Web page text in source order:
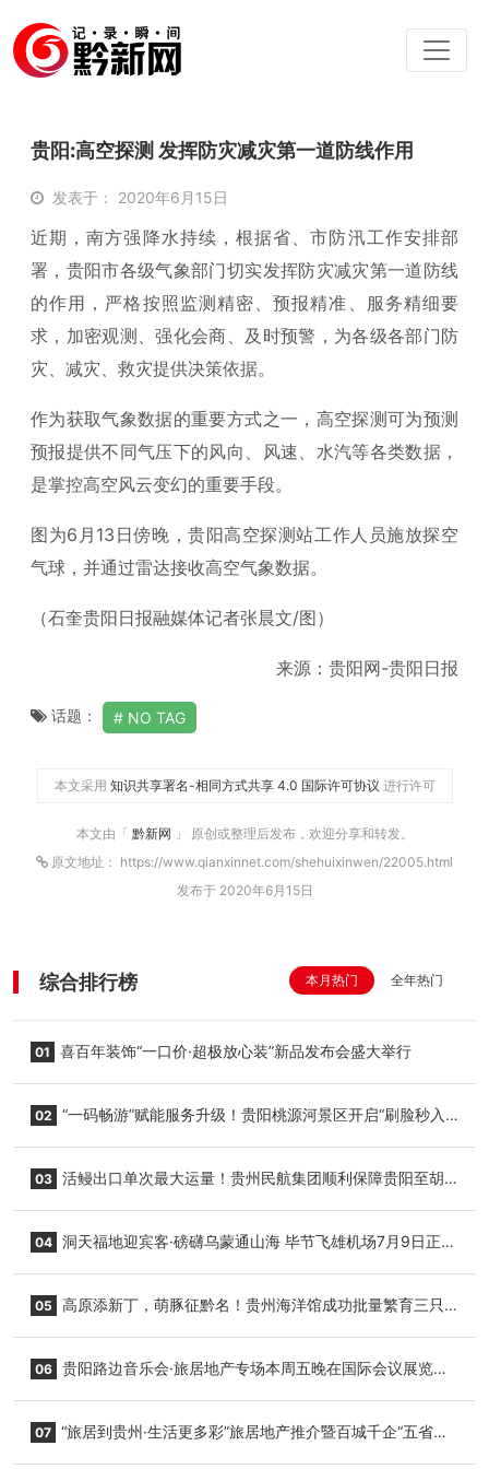
贵阳:高空探测 发挥防灾减灾第一道防线作用
发表于： 2020年6月15日
近期，南方强降水持续，根据省、市防汛工作安排部
署，贵阳市各级气象部门切实发挥防灾减灾第一道防线
的作用，严格按照监测精密、预报精准、服务精细要
求，加密观测、强化会商、及时预警，为各级各部门防
灾、减灾、救灾提供决策依据。
作为获取气象数据的重要方式之一，高空探测可为预测
预报提供不同气压下的风向、风速、水汽等各类数据，
是掌控高空风云变幻的重要手段。
图为6月13日傍晚，贵阳高空探测站工作人员施放探空
气球，并通过雷达接收高空气象数据。
（石奎贵阳日报融媒体记者张晨文/图）
来源：贵阳网-贵阳日报
话题： NO TAG
本文采用 知识共享署名-相同方式共享 4.0 国际许可协议 进行许可
本文由「 黔新网 」 原创或整理后发布，欢迎分享和转发。
原文地址： https://www.qianxinnet.com/shehuixinwen/22005.html
发布于 2020年6月15日
综合排行榜 本月热门 全年热门
01 喜百年装饰“一口价·超极放心装”新品发布会盛大举行
02 “一码畅游”赋能服务升级！贵阳桃源河景区开启“刷脸秒入
03 活鳗出口单次最大运量！贵州民航集团顺利保障贵阳至胡
04 洞天福地迎宾客·磅礴乌蒙通山海 毕节飞雄机场7月9日正式
05 高原添新丁，萌豚征黔名！贵州海洋馆成功批量繁育三只
06 贵阳路边音乐会·旅居地产专场本周五晚在国际会议展览中
07 “旅居到贵州·生活更多彩”旅居地产推介暨百城千企“五省